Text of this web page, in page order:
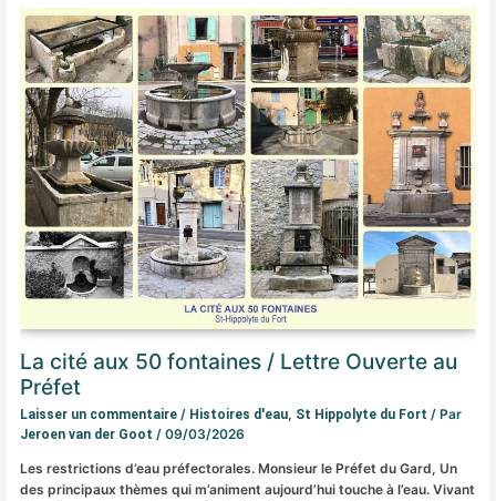
La cité aux 50 fontaines / Lettre Ouverte au
Préfet
Laisser un commentaire / Histoires d'eau, St Hippolyte du Fort / Par
Jeroen van der Goot/09/03/2026
Les restrictions d’eau préfectorales. Monsieur le Préfet du Gard, Un
des principaux thèmes qui m’animent aujourd’hui touche à l’eau. Vivant